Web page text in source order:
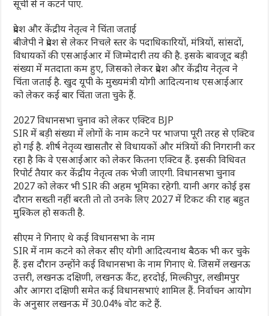
सूची से न कटने पाए.
प्रदेश और केंद्रीय नेतृत्व ने चिंता जताई
बीजेपी ने प्रदेश से लेकर निचले स्तर के पदाधिकारियों, मंत्रियों, सांसदों,
विधायकों की एसआईआर में जिम्मेदारी तय की है. इसके बावजूद बड़ी
संख्या में मतदाता कम हुए, जिसको लेकर प्रदेश और केंद्रीय नेतृत्व ने
चिंता जताई है. खुद यूपी के मुख्यमंत्री योगी आदित्यनाथ एसआईआर
को लेकर कई बार चिंता जता चुके हैं.
2027 विधानसभा चुनाव को लेकर एक्टिव BJP
SIR में बड़ी संख्या में लोगों के नाम कटने पर भाजपा पूरी तरह से एक्टिव
हो गई है. शीर्ष नेतृव्य खासतौर से विधायकों और मंत्रियों की निगरानी कर
रहा है कि वे एसआईआर को लेकर कितना एक्टिव हैं. इसकी विधिवत
रिपोर्ट तैयार कर केंद्रीय नेतृत्व तक भेजी जाएगी. विधानसभा चुनाव
2027 को लेकर भी SIR की अहम भूमिका रहेगी. यानी अगर कोई इस
दौरान सख्ती नहीं बरती तो तो उनके लिए 2027 में टिकट की राह बहुत
मुश्किल हो सकती है.
सीएम ने गिनाए थे कई विधानसभा के नाम
SIR में नाम कटने को लेकर सीए योगी आदित्यनाथ बैठक भी कर चुके
हैं. इस दौरान उन्होंने कई विधानसभा के नाम गिनाए थे. जिसमें लखनऊ
उत्तरी, लखनऊ दक्षिणी, लखनऊ कैंट, हरदोई, मिल्कीपुर, लखीमपुर
और आगरा दक्षिणी समेत कई विधानसभाएं शामिल हैं. निर्वाचन आयोग
के अनुसार लखनऊ में 30.04% वोट कटे हैं.